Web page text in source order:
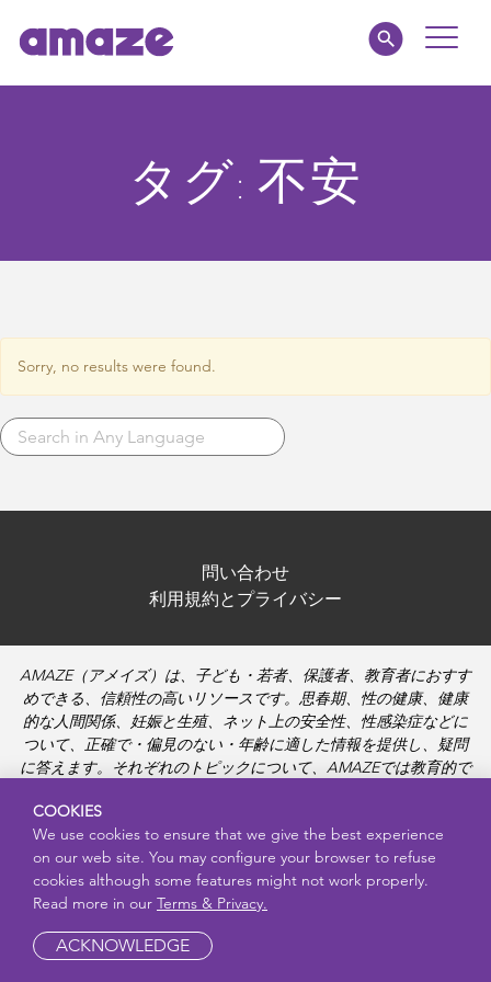
Toggle
私たちについてタグ: 不安
Sorry, no results were found.
問い合わせ
利用規約とプライバシー
AMAZE（アメイズ）は、子ども・若者、保護者、教育者におすす
めできる、信頼性の高いリソースです。思春期、性の健康、健康
的な人間関係、妊娠と生殖、ネット上の安全性、性感染症などに
ついて、正確で・偏見のない・年齢に適した情報を提供し、疑問
に答えます。それぞれのトピックについて、AMAZEでは教育的で
COOKIES
We use cookies to ensure that we give the best experience
on our web site. You may configure your browser to refuse
cookies although some features might not work properly.
Read more in our Terms & Privacy.
ACKNOWLEDGE